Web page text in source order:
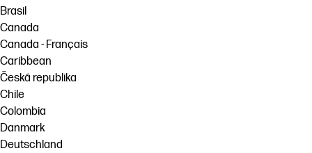
Brasil
Canada
Canada - Français
Caribbean
Česká republika
Chile
Colombia
Danmark
Deutschland